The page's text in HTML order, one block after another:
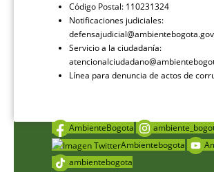
Código Postal: 110231324
Notificaciones judiciales:
Servicio a la ciudadanía:
Línea para denuncia de actos de
AmbienteBogota
Ambientebogota
ambientebogota